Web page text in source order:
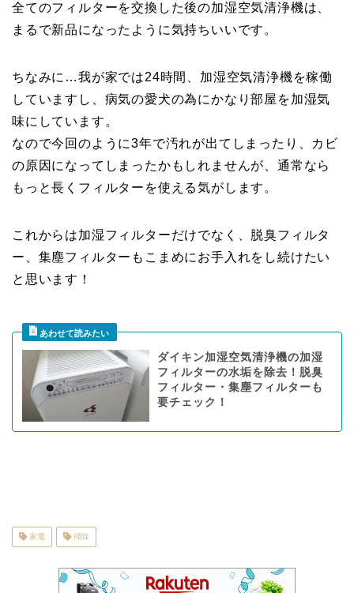
全てのフィルターを交換した後の加湿空気清浄機は、
まるで新品になったように気持ちいいです。
ちなみに…我が家では24時間、加湿空気清浄機を稼働
していますし、病気の愛犬の為にかなり部屋を加湿気
味にしています。
なので今回のように3年で汚れが出てしまったり、カビ
の原因になってしまったかもしれませんが、通常なら
もっと長くフィルターを使える気がします。
これからは加湿フィルターだけでなく、脱臭フィルタ
ー、集塵フィルターもこまめにお手入れをし続けたい
と思います！
ダイキン加湿空気清浄機の加湿
フィルターの水垢を除去！脱臭
フィルター・集塵フィルターも
要チェック！
家電 掃除